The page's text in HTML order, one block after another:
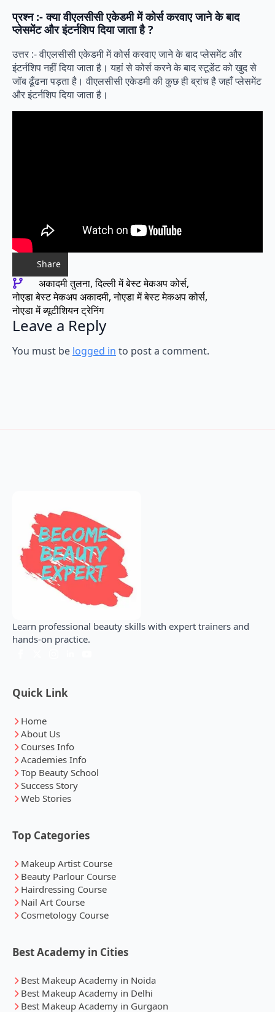
प्रश्न :- क्या वीएलसीसी एकेडमी में कोर्स करवाए जाने के बाद
प्लेसमेंट और इंटर्नशिप दिया जाता है ?
उत्तर :- वीएलसीसी एकेडमी में कोर्स करवाए जाने के बाद प्लेसमेंट और
इंटर्नशिप नहीं दिया जाता है। यहां से कोर्स करने के बाद स्टूडेंट को खुद से
जॉब ढूँढना पड़ता है। वीएलसीसी एकेडमी की कुछ ही ब्रांच है जहाँ प्लेसमेंट
और इंटर्नशिप दिया जाता है।
Share
अकादमी तुलना दिल्ली में बेस्ट मेकअप कोर्स
नोएडा बेस्ट मेकअप अकादमी नोएडा में बेस्ट मेकअप कोर्स
नोएडा में ब्यूटीशियन ट्रेनिंग
Leave a Reply
You must be logged in to post a comment.
Learn professional beauty skills with expert trainers and
hands-on practice.
Quick Link
Home
About Us
Courses Info
Academies Info
Top Beauty School
Success Story
Web Stories
Top Categories
Makeup Artist Course
Beauty Parlour Course
Hairdressing Course
Nail Art Course
Cosmetology Course
Best Academy in Cities
Best Makeup Academy in Noida
Best Makeup Academy in Delhi
Best Makeup Academy in Gurgaon